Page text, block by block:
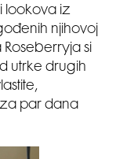
lookova iz
njihovoj
Roseberryja si
utrke drugih
par dana